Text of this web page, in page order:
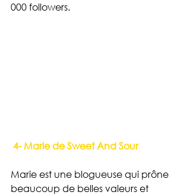
000 followers.
4- Marie de Sweet And Sour
Marie est une blogueuse qui prône
beaucoup de belles valeurs et